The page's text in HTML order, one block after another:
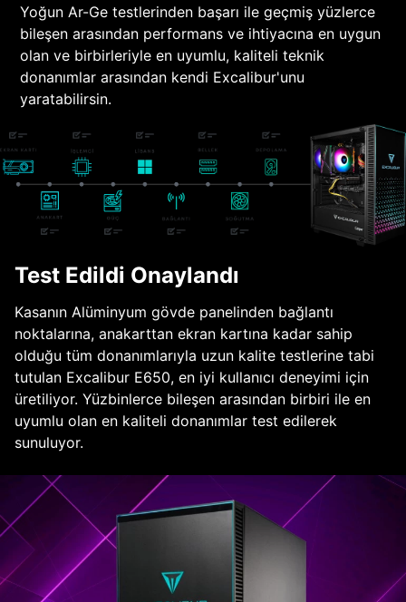
Yoğun Ar-Ge testlerinden başarı ile geçmiş yüzlerce
bileşen arasından performans ve ihtiyacına en uygun
olan ve birbirleriyle en uyumlu, kaliteli teknik
donanımlar arasından kendi Excalibur'unu
yaratabilirsin.
Test Edildi Onaylandı
Kasanın Alüminyum gövde panelinden bağlantı
noktalarına, anakarttan ekran kartına kadar sahip
olduğu tüm donanımlarıyla uzun kalite testlerine tabi
tutulan Excalibur E650, en iyi kullanıcı deneyimi için
üretiliyor. Yüzbinlerce bileşen arasından birbiri ile en
uyumlu olan en kaliteli donanımlar test edilerek
sunuluyor.